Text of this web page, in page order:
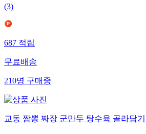
(3)
687적립
무료배송
210명구매중
교동 짬뽕 짜장 군만두 탕수육 골라담기